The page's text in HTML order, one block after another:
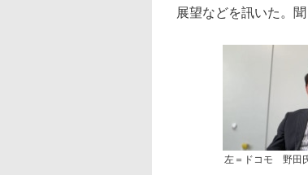
展望などを訊いた。
左＝ドコモ 野田